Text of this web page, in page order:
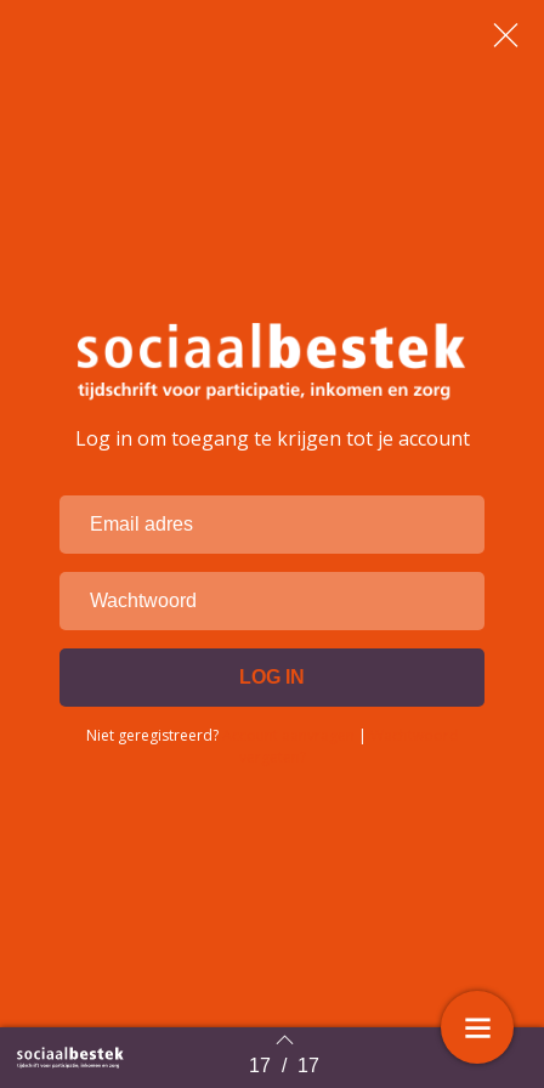
Terug naar overzicht 17 / 17
Log in om toegang te krijgen tot je account
Niet geregistreerd? |